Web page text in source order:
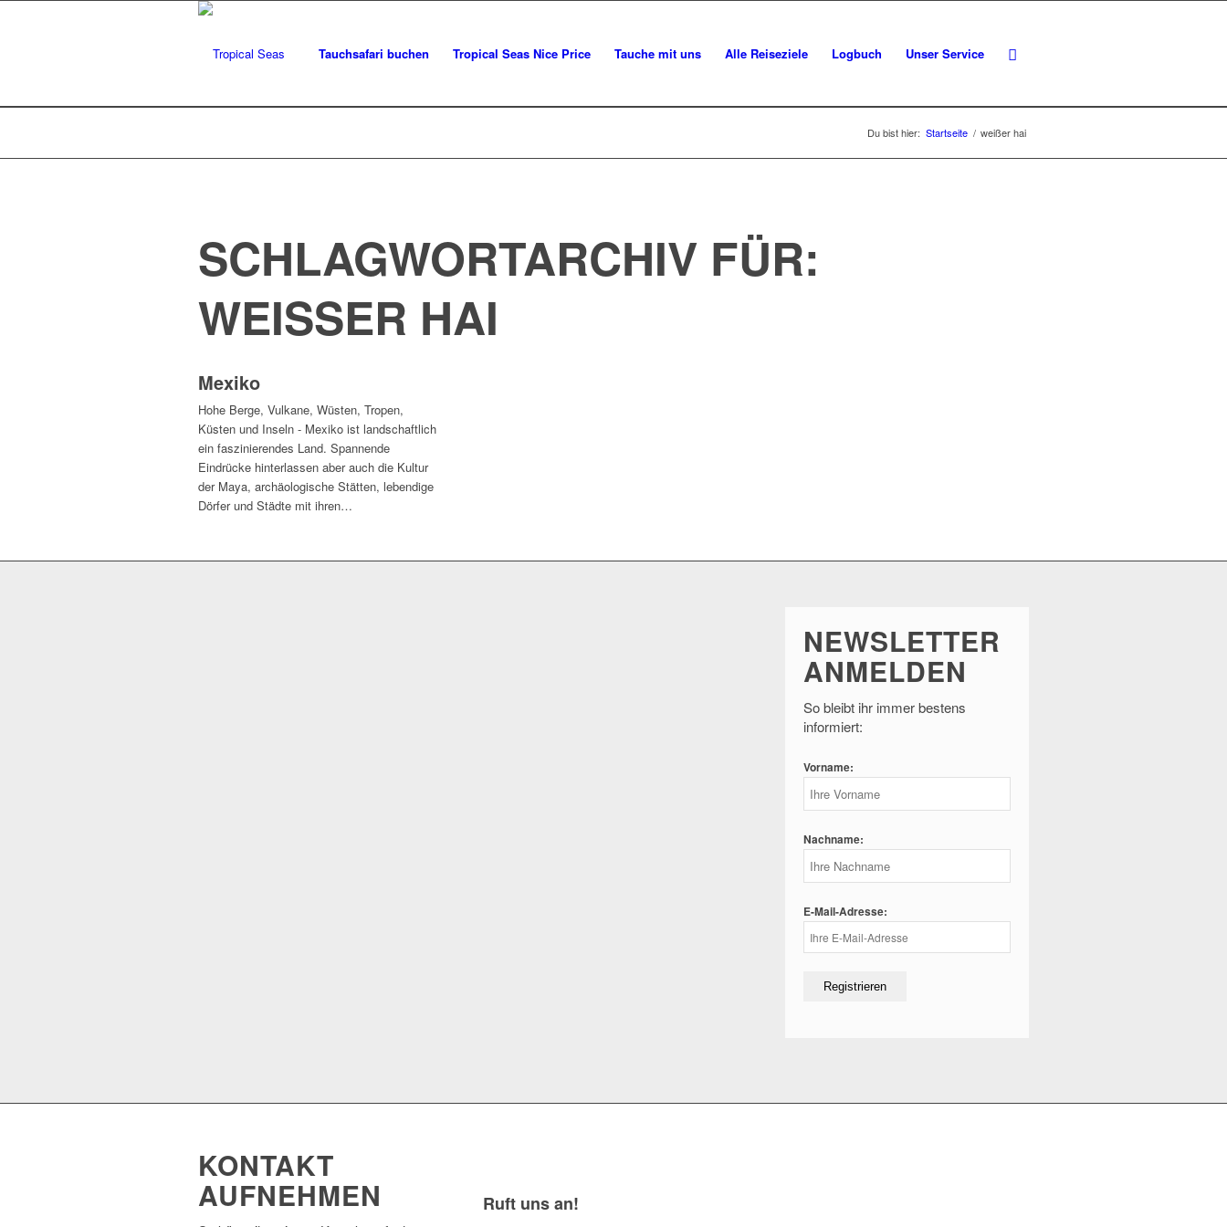
Tauchsafari buchen Tropical Seas Nice Price Tauche mit uns Alle Reiseziele Logbuch Unser Service
Du bist hier: Startseite / weißer hai
SCHLAGWORTARCHIV FÜR:
WEISSER HAI
Mexiko
Hohe Berge, Vulkane, Wüsten, Tropen,
Küsten und Inseln - Mexiko ist landschaftlich
ein faszinierendes Land. Spannende
Eindrücke hinterlassen aber auch die Kultur
der Maya, archäologische Stätten, lebendige
Dörfer und Städte mit ihren…
NEWSLETTER
ANMELDEN
So bleibt ihr immer bestens
informiert:
Vorname:
Nachname:
E-Mail-Adresse:
KONTAKT
AUFNEHMEN Ruft uns an!